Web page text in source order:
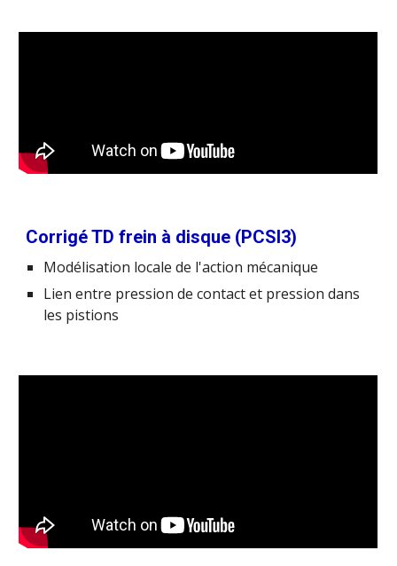
Corrigé TD frein à disque (PCSI3)
Modélisation locale de l'action mécanique
Lien entre pression de contact et pression dans
les pistions